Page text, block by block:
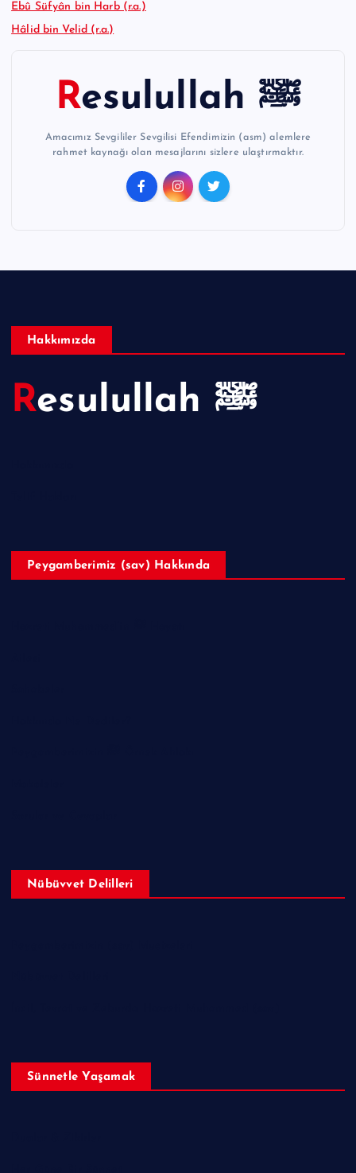
Ebû Süfyân bin Harb (r.a.)
Hâlid bin Velid (r.a.)
Resulullah ﷺ
Amacımız Sevgililer Sevgilisi Efendimizin (asm) alemlere
rahmet kaynağı olan mesajlarını sizlere ulaştırmaktır.
Hakkımızda
Resulullah ﷺ
Peygamberimiz (sav) Hakkında
Nübüvvet Delilleri
Sünnetle Yaşamak